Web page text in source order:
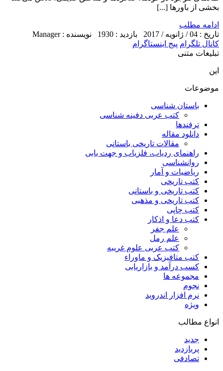
بخشی از باورها [...]
ادامه مطلب
تاریخ : 04 / ژانویه / 2017
بازدید : 1930
نویسنده : Manager
کانال تلگرام پیج اینستاگرام
تبلیغات متنی
این
موضوعات
باستان شناسی
کتب عربی دفینه شناسی
ترفندها
دانلود مقاله
مقالات تاریخی باستانی
راهنمای ردیاب، فلزیاب و جهت یابی
روانشناسی
ریاضیات و آمار
کتب تاریخی
کتب تاریخی و باستانی
کتب تاریخی و مذهبی
کتب چاپی
کتب دعا و اذکار
علم جفر
علم رمل
کتب عربی علوم غریبه
کتب متافیزیک و ماوراء
کسب درآمد و بازاریابی
مجموعه ها
نجوم
نرم افزار اندروید
ویژه
انواع مطالب
جدید
پربازدید
تصادفی